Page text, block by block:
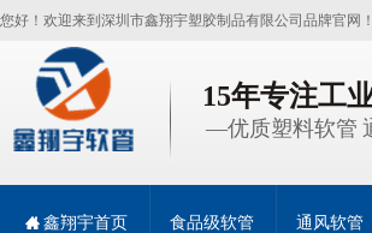
您好！欢迎来到深圳市鑫翔宇塑胶制品有限公司品牌官网！
15年专注工
—优质塑料软管
鑫翔宇首页 食品级软管 通风软管